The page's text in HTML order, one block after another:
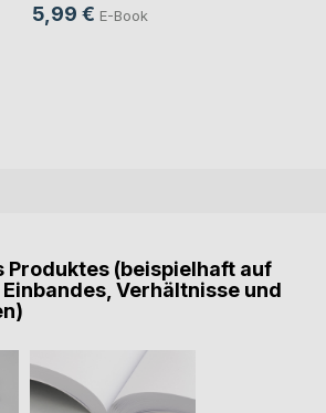
5,99 € E-Book
Produktes (beispielhaft auf
Verhältnisse und